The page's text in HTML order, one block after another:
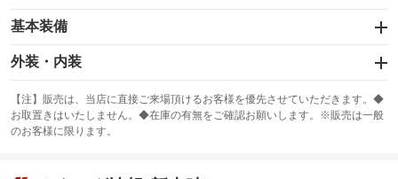
基本装備
エアバッグ：運転席/助手席/サイド
：装備あり
：装備なし
サンルーフ
：装備なし ABS
外装・内装
カーナビ：メモリーナビ他
：装備あり
TV：フルセグ
：装備あり
【注】販売は、当店に直接ご来場頂けるお客様を優先させていただきます。◆
お取置きはいたしません。◆在庫の有無をご確認お願いします。※販売は一般
のお客様に限ります。